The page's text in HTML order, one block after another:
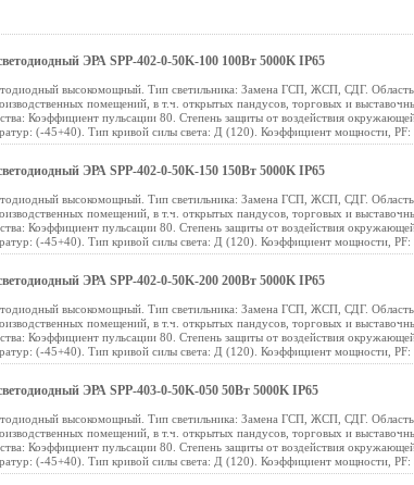
ЭРА SPP-402-0-50K-100 100Вт 5000K IP65
высокомощный. Тип светильника: Замена ГСП, ЖСП, СДГ.
помещений, в т.ч. открытых пандусов, торговых и
Коэффициент пульсации 80. Степень защиты от воздействия
(-45+40). Тип кривой силы света: Д (120). Коэффициент мощности, PF:
ЭРА SPP-402-0-50K-150 150Вт 5000K IP65
высокомощный. Тип светильника: Замена ГСП, ЖСП, СДГ.
помещений, в т.ч. открытых пандусов, торговых и
Коэффициент пульсации 80. Степень защиты от воздействия
(-45+40). Тип кривой силы света: Д (120). Коэффициент мощности, PF:
ЭРА SPP-402-0-50K-200 200Вт 5000K IP65
высокомощный. Тип светильника: Замена ГСП, ЖСП, СДГ.
помещений, в т.ч. открытых пандусов, торговых и
Коэффициент пульсации 80. Степень защиты от воздействия
(-45+40). Тип кривой силы света: Д (120). Коэффициент мощности, PF:
ЭРА SPP-403-0-50K-050 50Вт 5000K IP65
высокомощный. Тип светильника: Замена ГСП, ЖСП, СДГ.
помещений, в т.ч. открытых пандусов, торговых и
Коэффициент пульсации 80. Степень защиты от воздействия
(-45+40). Тип кривой силы света: Д (120). Коэффициент мощности, PF: